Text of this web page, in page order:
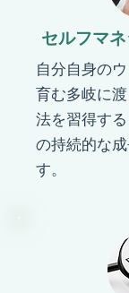
セルフマ
自分自身の
育む多岐に
法を習得す
の持続的な
す。